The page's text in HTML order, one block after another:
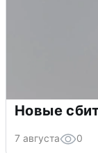
Новые
7 августа 0